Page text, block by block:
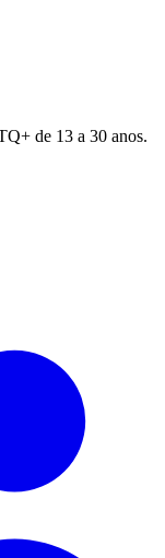
de 13 a 30 anos.